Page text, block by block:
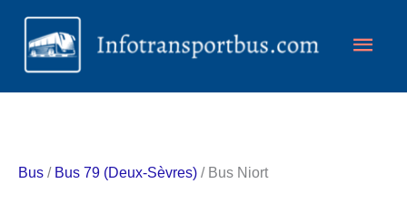
Aller
contenu
Bus / Bus 79 (Deux-Sèvres) / Bus Niort